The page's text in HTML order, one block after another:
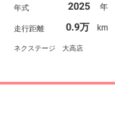
年式 2025 年
走行距離 0.9万 km
ネクステージ 大高店